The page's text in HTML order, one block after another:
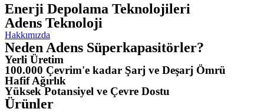
Enerji Depolama Teknolojileri
Adens Teknoloji
Hakkımızda
Neden Adens Süperkapasitörler?
Yerli Üretim
100.000 Çevrim'e kadar Şarj ve Deşarj Ömrü
Hafif Ağırlık
Yüksek Potansiyel ve Çevre Dostu
Ürünler